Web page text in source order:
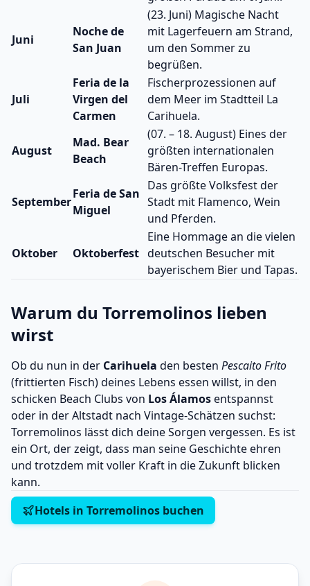
Juni
Noche de
San Juan
(23. Juni) Magische Nacht
mit Lagerfeuern am Strand,
um den Sommer zu
begrüßen.
Juli
Feria de la
Virgen del
Carmen
Fischerprozessionen auf
dem Meer im Stadtteil La
Carihuela.
August
Mad. Bear
Beach
(07. – 18. August) Eines der
größten internationalen
Bären-Treffen Europas.
September
Feria de San
Miguel
Das größte Volksfest der
Stadt mit Flamenco, Wein
und Pferden.
Oktober Oktoberfest
Eine Hommage an die vielen
deutschen Besucher mit
bayerischem Bier und Tapas.
Warum du Torremolinos lieben
wirst
Ob du nun in der Carihuela den besten Pescaito Frito
(frittierten Fisch) deines Lebens essen willst, in den
schicken Beach Clubs von Los Álamosentspannst
oder in der Altstadt nach Vintage-Schätzen suchst:
Torremolinos lässt dich deine Sorgen vergessen. Es ist
ein Ort, der zeigt, dass man seine Geschichte ehren
und trotzdem mit voller Kraft in die Zukunft blicken
kann.
Hotels in Torremolinos buchen